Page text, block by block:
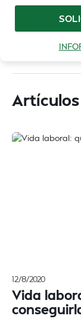
12/8/2020
Vida